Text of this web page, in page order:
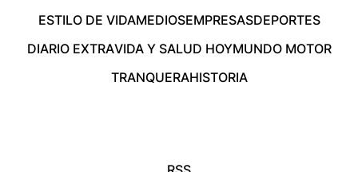
ESTILO DE VIDAMEDIOSEMPRESASDEPORTES
DIARIO EXTRAVIDA Y SALUD HOYMUNDO MOTOR
TRANQUERAHISTORIA